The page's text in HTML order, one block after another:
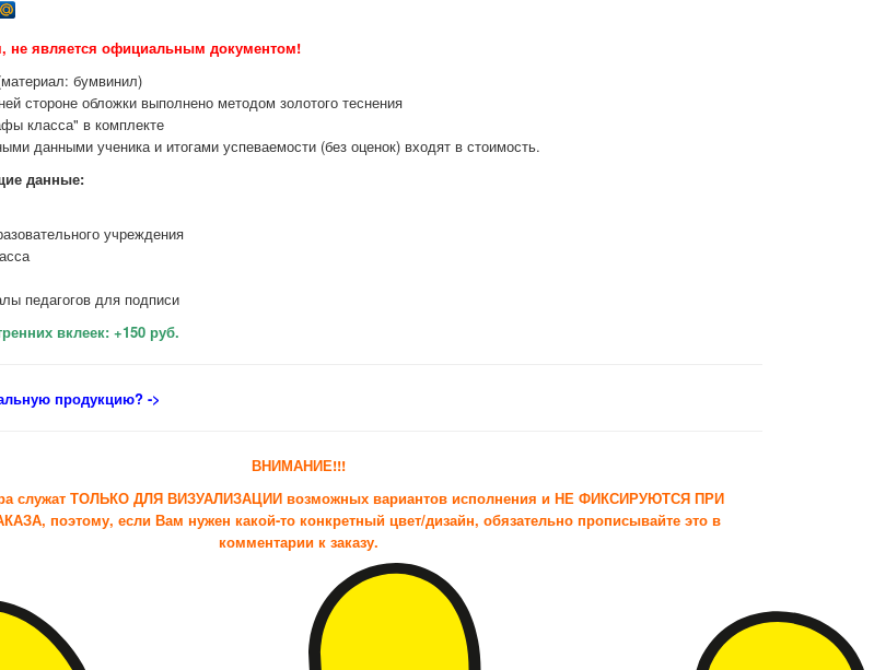
не является официальным документом!
бумвинил)
стороне обложки выполнено методом золотого теснения
класса" в комплекте
данными ученика и итогами успеваемости (без оценок) входят в стоимость.
данные:
учреждения
педагогов для подписи
вклеек: +150 руб.
продукцию? ->
ВНИМАНИЕ!!!
служат ТОЛЬКО ДЛЯ ВИЗУАЛИЗАЦИИ возможных вариантов исполнения и НЕ ФИКСИРУЮТСЯ ПРИ
поэтому, если Вам нужен какой-то конкретный цвет/дизайн, обязательно прописывайте это в
комментарии к заказу.